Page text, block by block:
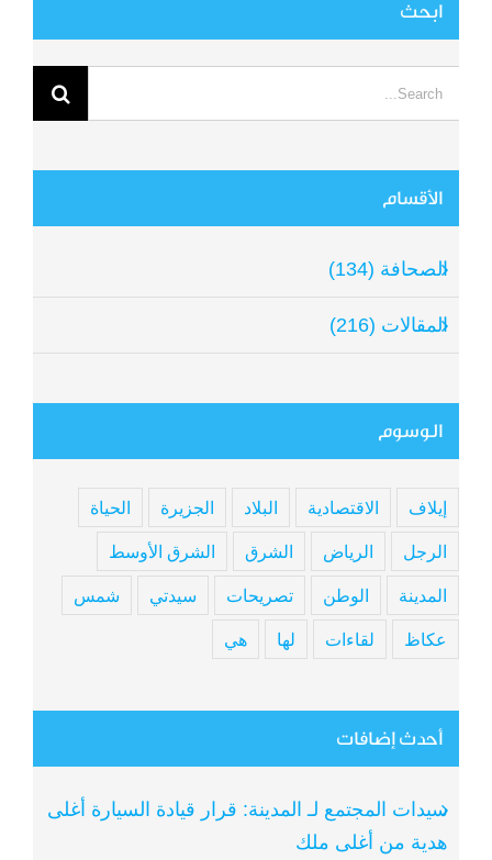
ابحث
for:
الأقسام
الصحافة (134)
المقالات (216)
الوسوم
إيلاف الاقتصادية البلاد الجزيرة الحياة
الرجل الرياض الشرق الشرق الأوسط
المدينة الوطن تصريحات سيدتي شمس
عكاظ لقاءات لها هي
أحدث إضافات
سيدات المجتمع لـ المدينة: قرار قيادة السيارة أغلى
هدية من أغلى ملك